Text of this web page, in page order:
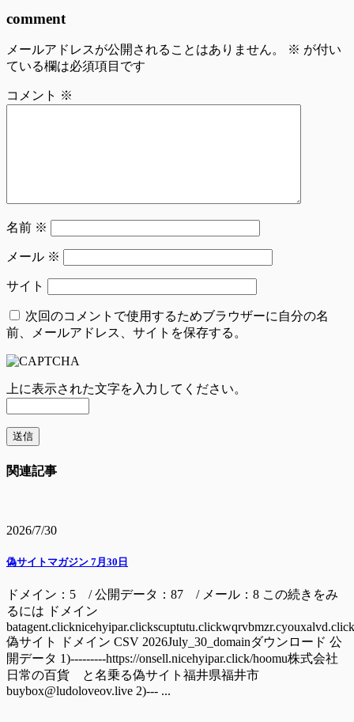
comment
メールアドレスが公開されることはありません。 ※ が付い
ている欄は必須項目です
コメント ※
名前 ※
メール ※
サイト
次回のコメントで使用するためブラウザーに自分の名
前、メールアドレス、サイトを保存する。
上に表示された文字を入力してください。
関連記事
2026/7/30
偽サイトマガジン 7月30日
ドメイン：5 / 公開データ：87 / メール：8 この続きをみ
るには ドメイン
batagent.clicknicehyipar.clickscuptutu.clickwqrvbmzr.cyouxalvd.click
偽サイト ドメイン CSV 2026July_30_domainダウンロード 公
開データ 1)---------https://onsell.nicehyipar.click/hoomu株式会社
日常の百貨 と名乗る偽サイト福井県福井市
buybox@ludoloveov.live 2)--- ...